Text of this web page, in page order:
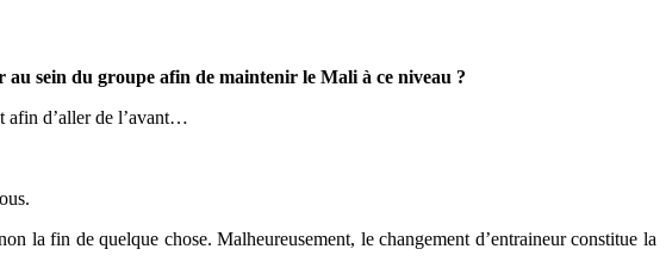
au sein du groupe afin de maintenir le Mali à ce niveau ?
afin d’aller de l’avant…
la fin de quelque chose. Malheureusement, le changement d’entraineur constitue la